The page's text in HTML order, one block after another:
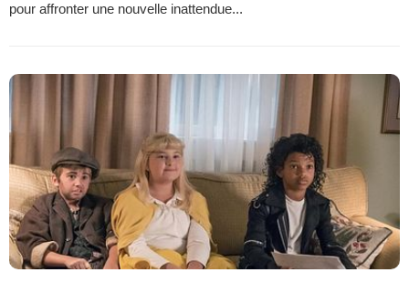
pour affronter une nouvelle inattendue...